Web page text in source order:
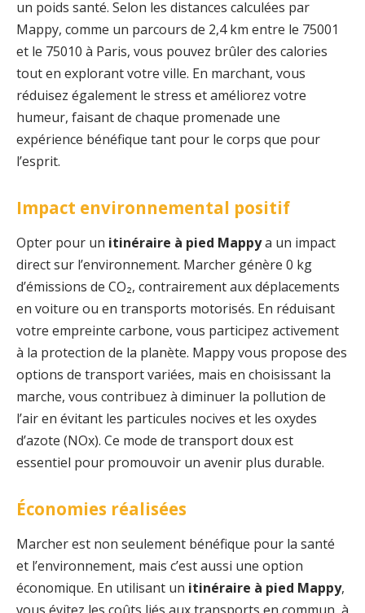
un poids santé. Selon les distances calculées par
Mappy, comme un parcours de 2,4 km entre le 75001
et le 75010 à Paris, vous pouvez brûler des calories
tout en explorant votre ville. En marchant, vous
réduisez également le stress et améliorez votre
humeur, faisant de chaque promenade une
expérience bénéfique tant pour le corps que pour
l’esprit.
Impact environnemental positif
Opter pour un itinéraire à pied Mappya un impact
direct sur l’environnement. Marcher génère 0 kg
d’émissions de CO₂, contrairement aux déplacements
en voiture ou en transports motorisés. En réduisant
votre empreinte carbone, vous participez activement
à la protection de la planète. Mappy vous propose des
options de transport variées, mais en choisissant la
marche, vous contribuez à diminuer la pollution de
l’air en évitant les particules nocives et les oxydes
d’azote (NOx). Ce mode de transport doux est
essentiel pour promouvoir un avenir plus durable.
Économies réalisées
Marcher est non seulement bénéfique pour la santé
et l’environnement, mais c’est aussi une option
économique. En utilisant un itinéraire à pied Mappy,